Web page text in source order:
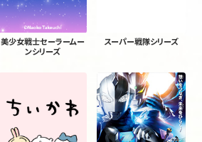
美少女戦士セーラームー
ンシリーズ
スーパー戦隊シリーズ